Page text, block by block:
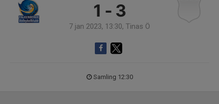
1 - 3
7 jan 2023, 13:30, Tinas Ö
Samling 12:30